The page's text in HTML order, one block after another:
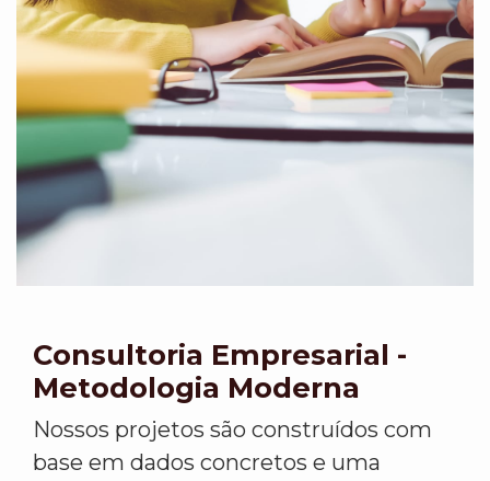
Consultoria Empresarial -
Metodologia Moderna
Nossos projetos são construídos com
base em dados concretos e uma